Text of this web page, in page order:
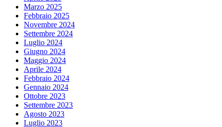
Marzo 2025
Febbraio 2025
Novembre 2024
Settembre 2024
Luglio 2024
Giugno 2024
Maggio 2024
Aprile 2024
Febbraio 2024
Gennaio 2024
Ottobre 2023
Settembre 2023
Agosto 2023
Luglio 2023